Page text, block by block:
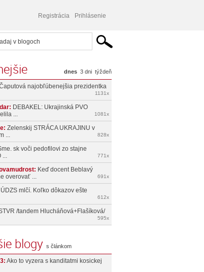
Registrácia Prihlásenie
dnes 3 dni týždeň
najobľúbenejšia prezidentka
1131x
DEBAKEL: Ukrajinská PVO
...
1081x
Zelenskij STRÁCA UKRAJINU v
...
828x
sk voči pedofilovi zo stajne
...
771x
Keď docent Beblavý
overovať ...
691x
ÚDZS mlčí. Koľko dôkazov ešte
612x
/tandem Hlucháňová+Flašíková/
595x
blogy s článkom
Ako to vyzera s kanditatmi kosickej